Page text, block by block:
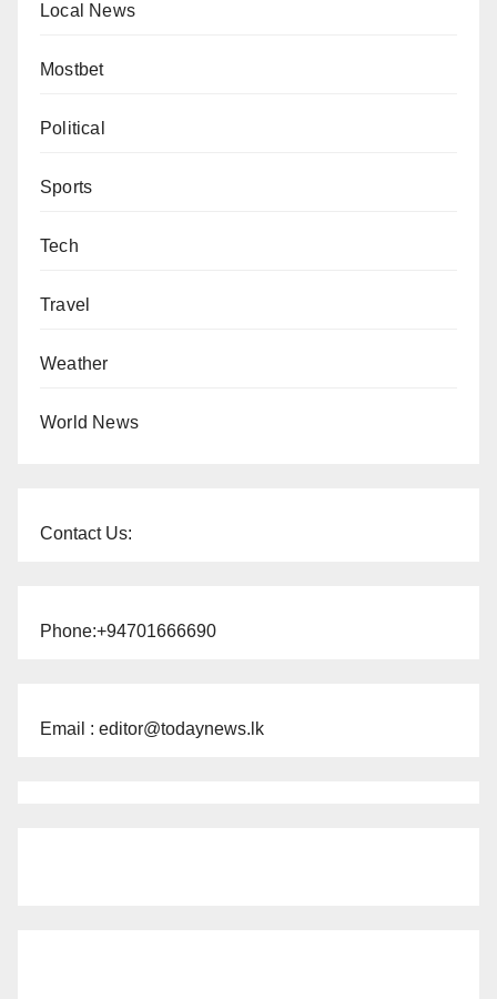
Local News
Mostbet
Political
Sports
Tech
Travel
Weather
World News
Contact Us:
Phone:+94701666690
Email : editor@todaynews.lk